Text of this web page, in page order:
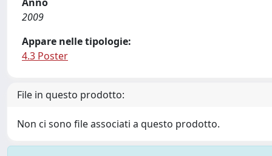
2009
Appare nelle tipologie:
4.3 Poster
File in questo prodotto:
Non ci sono file associati a questo prodotto.